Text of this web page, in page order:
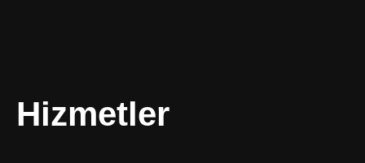
Hizmetler